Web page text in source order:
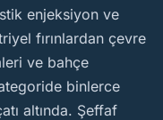
enjeksiyon ve
fırınlardan çevre
ve bahçe
binlerce
altında. Şeffaf